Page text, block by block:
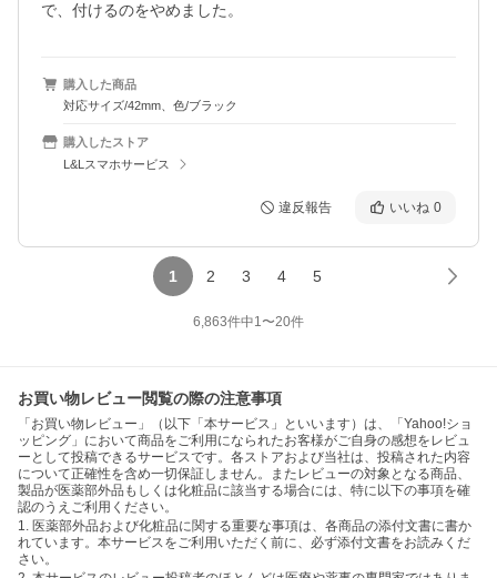
で、付けるのをやめました。
購入した商品
対応サイズ/42mm、色/ブラック
購入したストア
L&Lスマホサービス
違反報告 いいね 0
1 2 3 4 5
6,863件中1〜20件
お買い物レビュー閲覧の際の注意事項
「お買い物レビュー」（以下「本サービス」といいます）は、「Yahoo!ショ
ッピング」において商品をご利用になられたお客様がご自身の感想をレビュ
ーとして投稿できるサービスです。各ストアおよび当社は、投稿された内容
について正確性を含め一切保証しません。またレビューの対象となる商品、
製品が医薬部外品もしくは化粧品に該当する場合には、特に以下の事項を確
認のうえご利用ください。
1. 医薬部外品および化粧品に関する重要な事項は、各商品の添付文書に書か
れています。本サービスをご利用いただく前に、必ず添付文書をお読みくだ
さい。